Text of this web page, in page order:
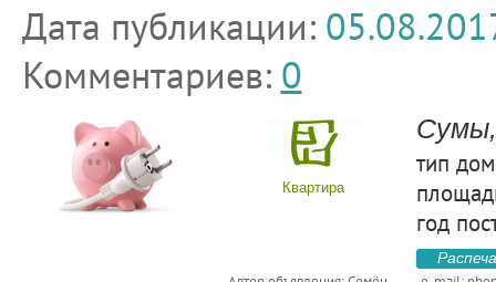
Дата публикации:
Комментариев: 0
Квартира
тип
год